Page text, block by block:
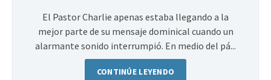
El Pastor Charlie apenas estaba llegando a la
mejor parte de su mensaje dominical cuando un
alarmante sonido interrumpió. En medio del pá...
CONTINÚE LEYENDO